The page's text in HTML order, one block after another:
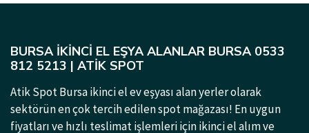
BURSA İKINCI EL EŞYA ALANLAR BURSA 0533
812 5213 | ATIK SPOT
Atik Spot Bursa ikinci el ev eşyası alan yerler olarak
sektörün en çok tercih edilen spot mağazası! En uygun
fiyatları ve hızlı teslimat işlemleri için ikinci el alım ve